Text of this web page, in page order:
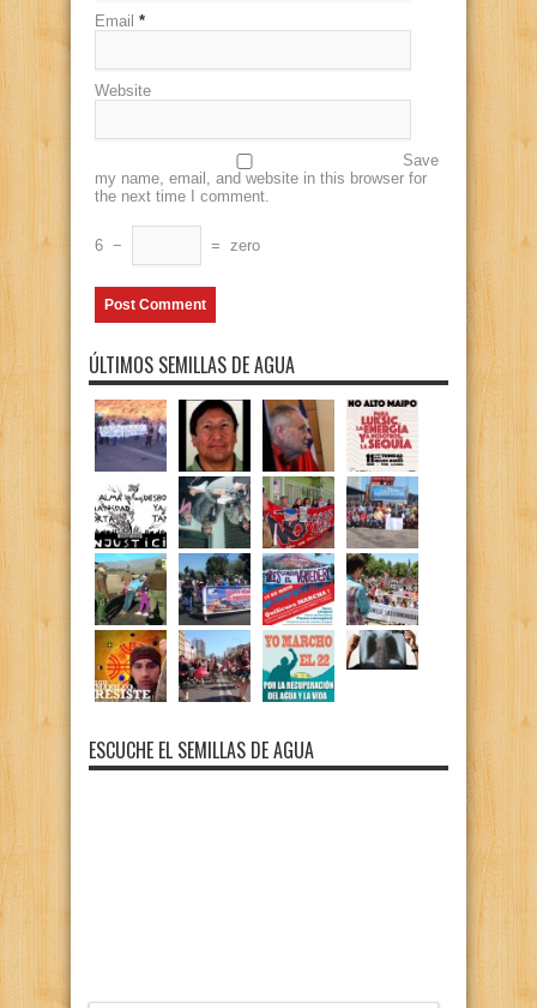
Email *
Website
Save
my name, email, and website in this browser for
the next time I comment.
6 − = zero
ÚLTIMOS SEMILLAS DE AGUA
ESCUCHE EL SEMILLAS DE AGUA